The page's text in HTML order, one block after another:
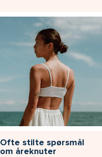
Ofte stilte spørsmål
om åreknuter